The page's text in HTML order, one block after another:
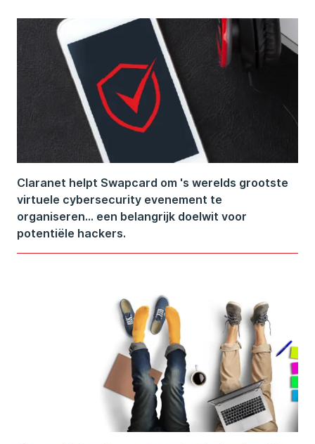
Claranet helpt Swapcard om 's werelds grootste
virtuele cybersecurity evenement te
organiseren... een belangrijk doelwit voor
potentiële hackers.